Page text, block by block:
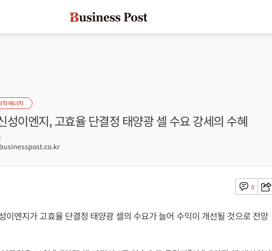
학·에너지
성이엔지, 고효율 단결정 태양광 셀 수요 강세의 수혜
0
이엔지가 고효율 단결정 태양광 셀의 수요가 늘어 수익이 개선될 것으로 전망